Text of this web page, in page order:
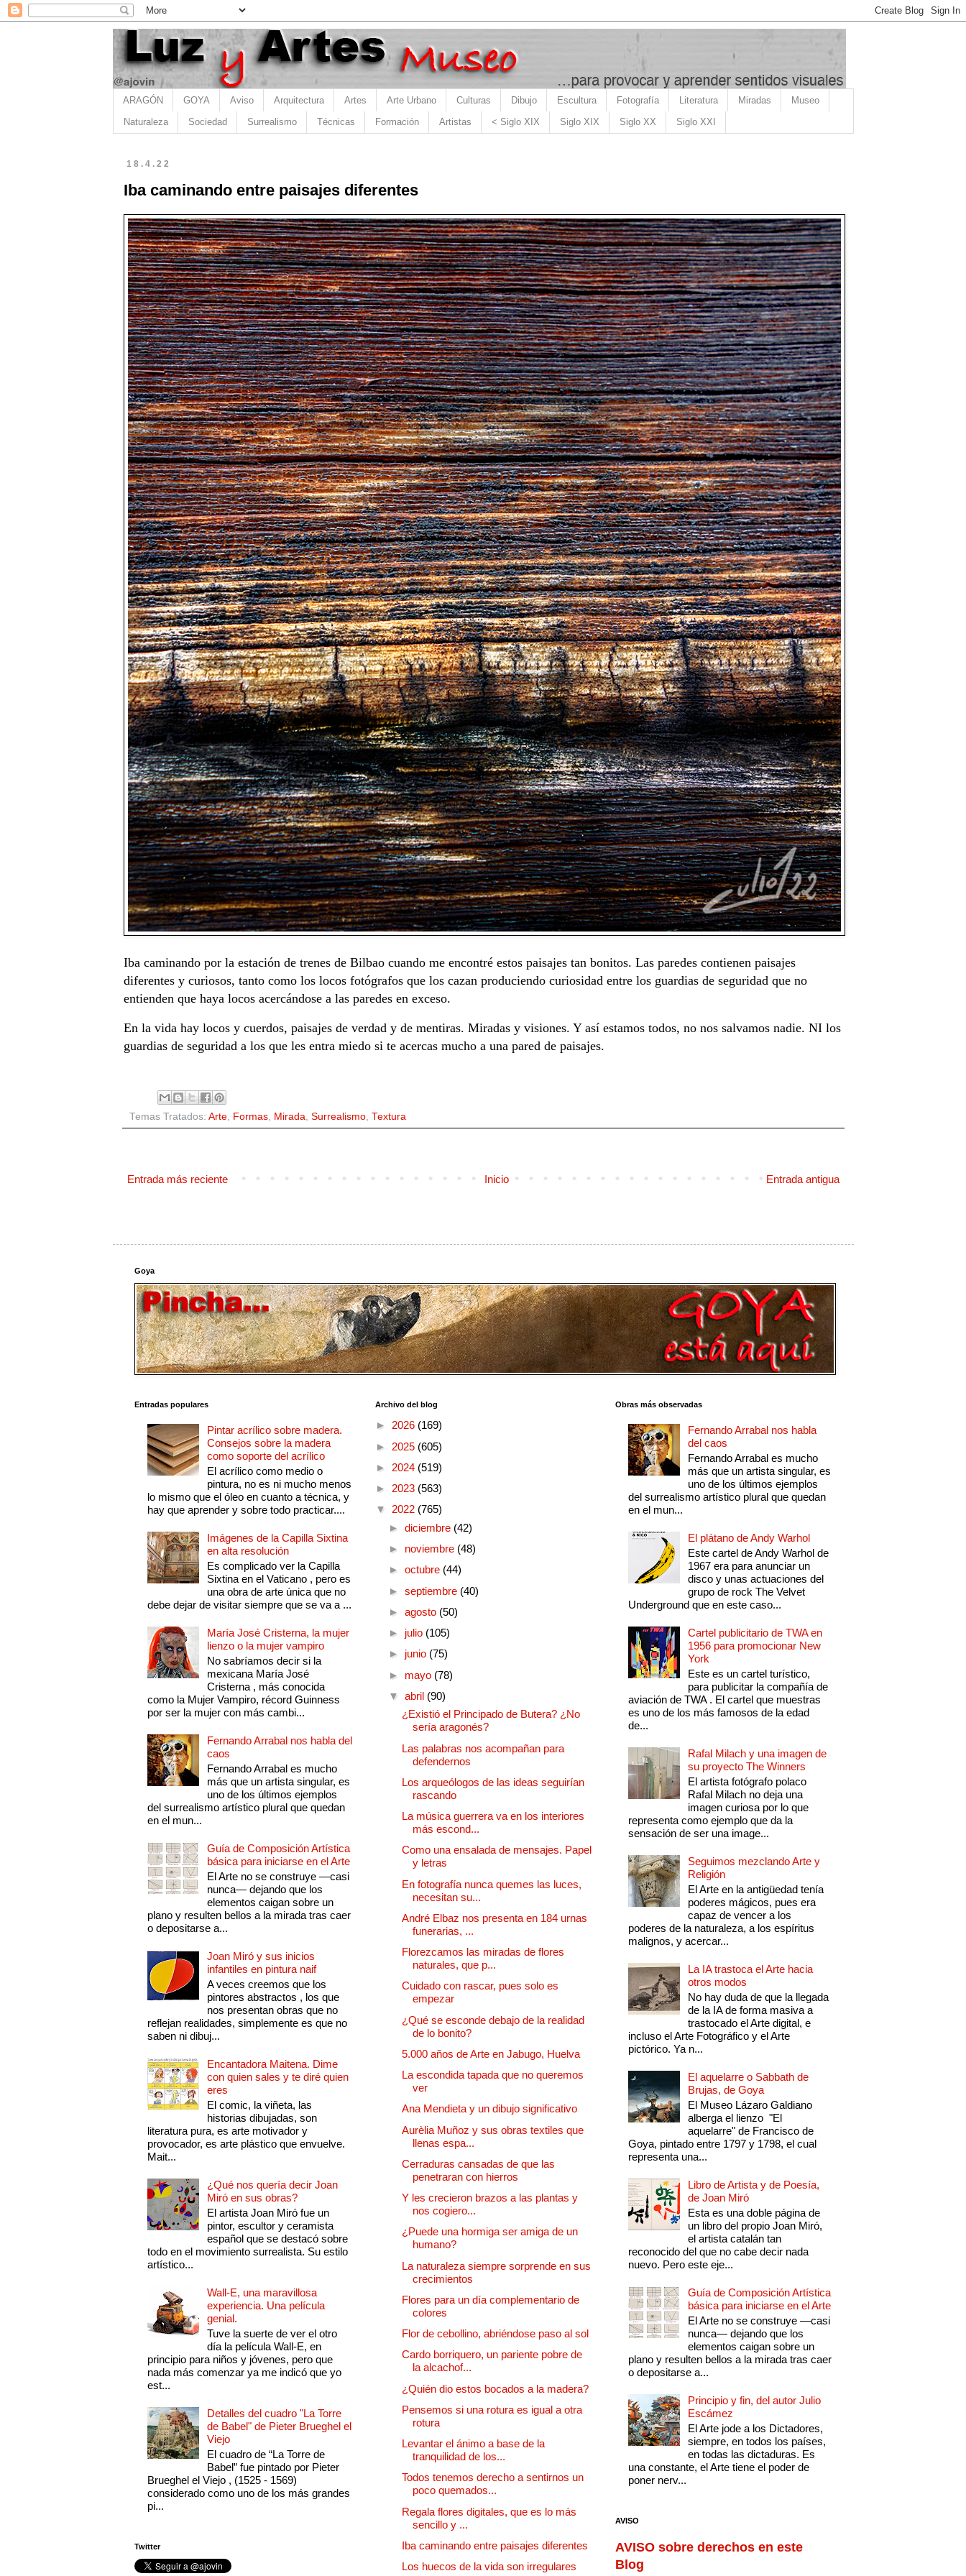
ARAGÓN GOYA Aviso Arquitectura Artes Arte Urbano Culturas Dibujo Escultura Fotografía Literatura Miradas Museo
Naturaleza Sociedad Surrealismo Técnicas Formación Artistas < Siglo XIX Siglo XIX Siglo XX Siglo XXI
18.4.22
Iba caminando entre paisajes diferentes
Iba caminando por la estación de trenes de Bilbao cuando me encontré estos paisajes tan bonitos. Las paredes contienen paisajes
diferentes y curiosos, tanto como los locos fotógrafos que los cazan produciendo curiosidad entre los guardias de seguridad que no
entienden que haya locos acercándose a las paredes en exceso.
En la vida hay locos y cuerdos, paisajes de verdad y de mentiras. Miradas y visiones. Y así estamos todos, no nos salvamos nadie. NI los
guardias de seguridad a los que les entra miedo si te acercas mucho a una pared de paisajes.
Temas Tratados: Arte, Formas, Mirada Surrealismo, Textura
Entrada más reciente Entrada antigua
Inicio
Goya
Entradas populares
Pintar acrílico sobre madera.
Consejos sobre la madera
como soporte del acrílico
El acrílico como medio o
pintura, no es ni mucho menos
lo mismo que el óleo en cuanto a técnica, y
hay que aprender y sobre todo practicar....
Imágenes de la Capilla Sixtina
en alta resolución
Es complicado ver la Capilla
Sixtina en el Vaticano , pero es
una obra de arte única que no
debe dejar de visitar siempre que se va a ...
María José Cristerna, la mujer
lienzo o la mujer vampiro
No sabríamos decir si la
mexicana María José
Cristerna , más conocida
como la Mujer Vampiro, récord Guinness
por ser la mujer con más cambi...
Fernando Arrabal nos habla del
caos
Fernando Arrabal es mucho
más que un artista singular, es
uno de los últimos ejemplos
del surrealismo artístico plural que quedan
en el mun...
Guía de Composición Artística
básica para iniciarse en el Arte
El Arte no se construye —casi
nunca— dejando que los
elementos caigan sobre un
plano y resulten bellos a la mirada tras caer
o depositarse a...
Joan Miró y sus inicios
infantiles en pintura naif
A veces creemos que los
pintores abstractos , los que
nos presentan obras que no
reflejan realidades, simplemente es que no
saben ni dibuj...
Encantadora Maitena. Dime
con quien sales y te diré quien
eres
El comic, la viñeta, las
historias dibujadas, son
literatura pura, es arte motivador y
provocador, es arte plástico que envuelve.
Mait...
¿Qué nos quería decir Joan
Miró en sus obras?
El artista Joan Miró fue un
pintor, escultor y ceramista
español que se destacó sobre
todo en el movimiento surrealista. Su estilo
artístico...
Wall-E, una maravillosa
experiencia. Una película
genial.
Tuve la suerte de ver el otro
día la película Wall-E, en
principio para niños y jóvenes, pero que
nada más comenzar ya me indicó que yo
est...
Detalles del cuadro "La Torre
de Babel" de Pieter Brueghel el
Viejo
El cuadro de “La Torre de
Babel” fue pintado por Pieter
Brueghel el Viejo , (1525 - 1569)
considerado como uno de los más grandes
pi...
Twitter
Archivo del blog
► 2026 (169)
► 2025 (605)
► 2024 (519)
► 2023 (563)
▼ 2022 (765)
► diciembre (42)
► noviembre (48)
► octubre (44)
► septiembre (40)
► agosto (50)
► julio (105)
► junio (75)
► mayo (78)
▼ abril (90)
¿Existió el Principado de Butera? ¿No
sería aragonés?
Las palabras nos acompañan para
defendernos
Los arqueólogos de las ideas seguirían
rascando
La música guerrera va en los interiores
más escond...
Como una ensalada de mensajes. Papel
y letras
En fotografía nunca quemes las luces,
necesitan su...
André Elbaz nos presenta en 184 urnas
funerarias, ...
Florezcamos las miradas de flores
naturales, que p...
Cuidado con rascar, pues solo es
empezar
¿Qué se esconde debajo de la realidad
de lo bonito?
5.000 años de Arte en Jabugo, Huelva
La escondida tapada que no queremos
ver
Ana Mendieta y un dibujo significativo
Aurèlia Muñoz y sus obras textiles que
llenas espa...
Cerraduras cansadas de que las
penetraran con hierros
Y les crecieron brazos a las plantas y
nos cogiero...
¿Puede una hormiga ser amiga de un
humano?
La naturaleza siempre sorprende en sus
crecimientos
Flores para un día complementario de
colores
Flor de cebollino, abriéndose paso al sol
Cardo borriquero, un pariente pobre de
la alcachof...
¿Quién dio estos bocados a la madera?
Pensemos si una rotura es igual a otra
rotura
Levantar el ánimo a base de la
tranquilidad de los...
Todos tenemos derecho a sentirnos un
poco quemados...
Regala flores digitales, que es lo más
sencillo y ...
Iba caminando entre paisajes diferentes
Los huecos de la vida son irregulares
Obras más observadas
Fernando Arrabal nos habla
del caos
Fernando Arrabal es mucho
más que un artista singular, es
uno de los últimos ejemplos
del surrealismo artístico plural que quedan
en el mun...
El plátano de Andy Warhol
Este cartel de Andy Warhol de
1967 era para anunciar un
disco y unas actuaciones del
grupo de rock The Velvet
Underground que en este caso...
Cartel publicitario de TWA en
1956 para promocionar New
York
Este es un cartel turístico,
para publicitar la compañía de
aviación de TWA . El cartel que muestras
es uno de los más famosos de la edad
de...
Rafal Milach y una imagen de
su proyecto The Winners
El artista fotógrafo polaco
Rafal Milach no deja una
imagen curiosa por lo que
representa como ejemplo que da la
sensación de ser una image...
Seguimos mezclando Arte y
Religión
El Arte en la antigüedad tenía
poderes mágicos, pues era
capaz de vencer a los
poderes de la naturaleza, a los espíritus
malignos, y acercar...
La IA trastoca el Arte hacia
otros modos
No hay duda de que la llegada
de la IA de forma masiva a
trastocado el Arte digital, e
incluso el Arte Fotográfico y el Arte
pictórico. Ya n...
El aquelarre o Sabbath de
Brujas, de Goya
El Museo Lázaro Galdiano
alberga el lienzo "El
aquelarre" de Francisco de
Goya, pintado entre 1797 y 1798, el cual
representa una...
Libro de Artista y de Poesía,
de Joan Miró
Esta es una doble página de
un libro del propio Joan Miró,
el artista catalán tan
reconocido del que no cabe decir nada
nuevo. Pero este eje...
Guía de Composición Artística
básica para iniciarse en el Arte
El Arte no se construye —casi
nunca— dejando que los
elementos caigan sobre un
plano y resulten bellos a la mirada tras caer
o depositarse a...
Principio y fin, del autor Julio
Escámez
El Arte jode a los Dictadores,
siempre, en todos los países,
en todas las dictaduras. Es
una constante, el Arte tiene el poder de
poner nerv...
AVISO
AVISO sobre derechos en este
Blog